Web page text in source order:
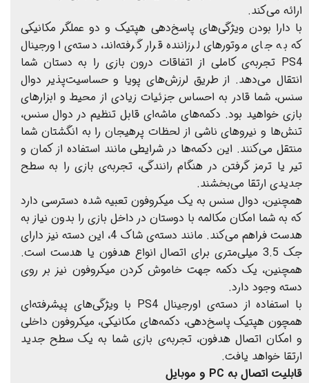
ارائه می‌کند.
با دارا بودن ویژگی‌های پاسخ‌دهی هپتیک و دو عملگر مکانیکی
که به جای موتورهای لرزاننده قرار گرفته‌اند، دسته‌ی اورجینال
PS4 تجربه‌ی کاملی از اتفاقات درون بازی را به دستان شما
انتقال می‌دهد. از طریق لرزش‌های پویا و حساسیت‌پذیر دوال
سنس، شما قادر به احساس جزئیات زیادی از محیط و ابزارهای
بازی خواهید بود. دکمه‌های ماشه‌ای قابل تنظیم در دوال سنس،
تنش‌ها و نیروهای ناشی از لحظات پرهیجان را به انگشتان شما
منتقل می‌کنند. این دکمه‌ها در شرایطی مانند استفاده از کمان و
تیر یا ترمز گرفتن در هنگام رانندگی، تجربه‌ی بازی را به سطح
جدیدی ارتقا می‌بخشند.
همچنین، دوال سنس به یک میکروفون تعبیه شده دسترسی دارد
که به شما امکان مکالمه با دوستان در داخل بازی را بدون نیاز به
هدست فراهم می‌کند. مانند دسته‌ی شاک 4، این دسته نیز دارای
جک 3.5 میلی‌متری برای اتصال انواع هدفون یا هدست است.
همچنین، یک دکمه جهت خاموش کردن میکروفون نیز بر روی
دسته وجود دارد.
با استفاده از دسته‌ی اورجینال PS4 با ویژگی‌های پیشرفته‌ای
همچون هپتیک پاسخ‌دهی، دکمه‌های مکانیکی، میکروفون داخلی
و امکان اتصال هدفون، تجربه‌ی بازی شما به یک سطح جدید
ارتقا خواهد یافت.
قابلیت اتصال به PC و موبایل